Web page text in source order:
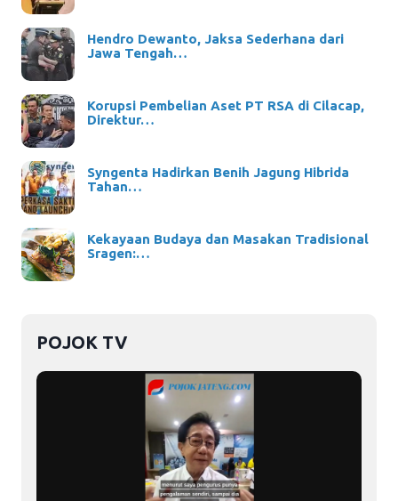
Hendro Dewanto, Jaksa Sederhana dari
Jawa Tengah…
Korupsi Pembelian Aset PT RSA di Cilacap,
Direktur…
Syngenta Hadirkan Benih Jagung Hibrida
Tahan…
Kekayaan Budaya dan Masakan Tradisional
Sragen:…
POJOK TV